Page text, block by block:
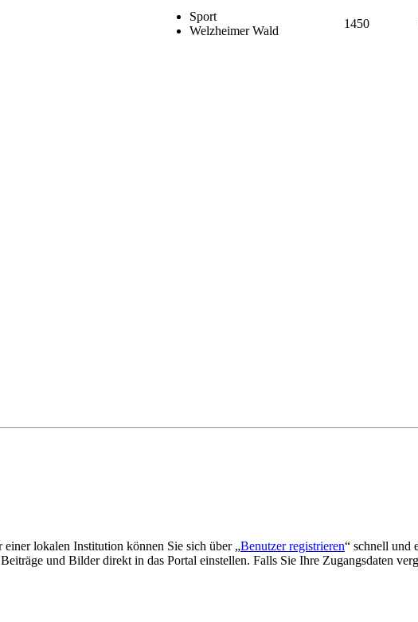
Sport
Welzheimer Wald
1450
einer lokalen Institution können Sie sich über „Benutzer registrieren“ schnell und
und Bilder direkt in das Portal einstellen. Falls Sie Ihre Zugangsdaten